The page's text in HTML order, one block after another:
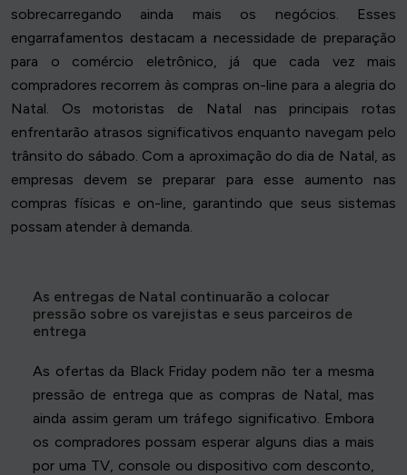
sobrecarregando ainda mais os negócios. Esses
engarrafamentos destacam a necessidade de preparação
para o comércio eletrônico, já que cada vez mais
compradores recorrem às compras on-line para a alegria do
Natal. Os motoristas de Natal nas principais rotas
enfrentarão atrasos significativos enquanto navegam pelo
trânsito do sábado. Com a aproximação do dia de Natal, as
empresas devem se preparar para esse aumento nas
compras físicas e on-line, garantindo que seus sistemas
possam atender à demanda.
As entregas de Natal continuarão a colocar
pressão sobre os varejistas e seus parceiros de
entrega
As ofertas da Black Friday podem não ter a mesma
pressão de entrega que as compras de Natal, mas
ainda assim geram um tráfego significativo. Embora
os compradores possam esperar alguns dias a mais
por uma TV, console ou dispositivo com desconto,